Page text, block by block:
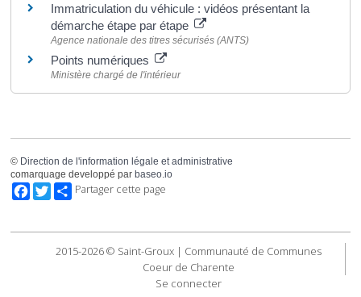
Immatriculation du véhicule : vidéos présentant la
démarche étape par étape
Agence nationale des titres sécurisés (ANTS)
Points numériques
Ministère chargé de l'intérieur
© Direction de l'information légale et administrative
comarquage developpé par baseo.io
FacebookTwitterPartager cette page
2015-2026 © Saint-Groux | Communauté de Communes
Coeur de Charente
Se connecter